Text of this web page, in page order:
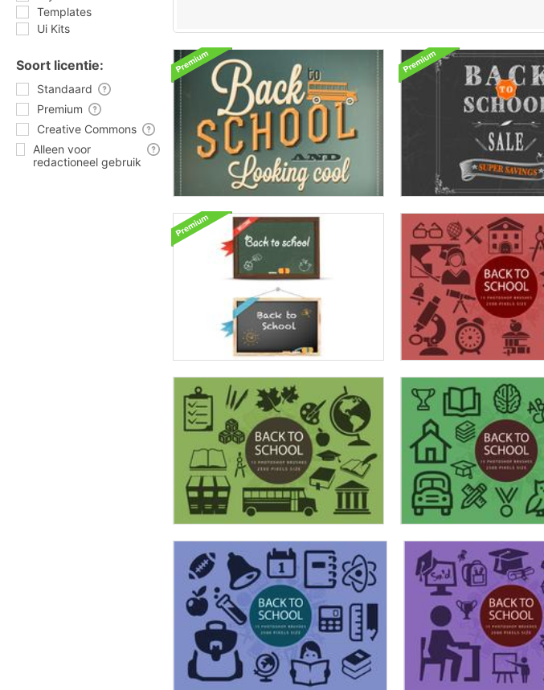
Templates
Ui Kits
Soort licentie:
Standaard
Premium
Creative Commons
Alleen voor
redactioneel gebruik